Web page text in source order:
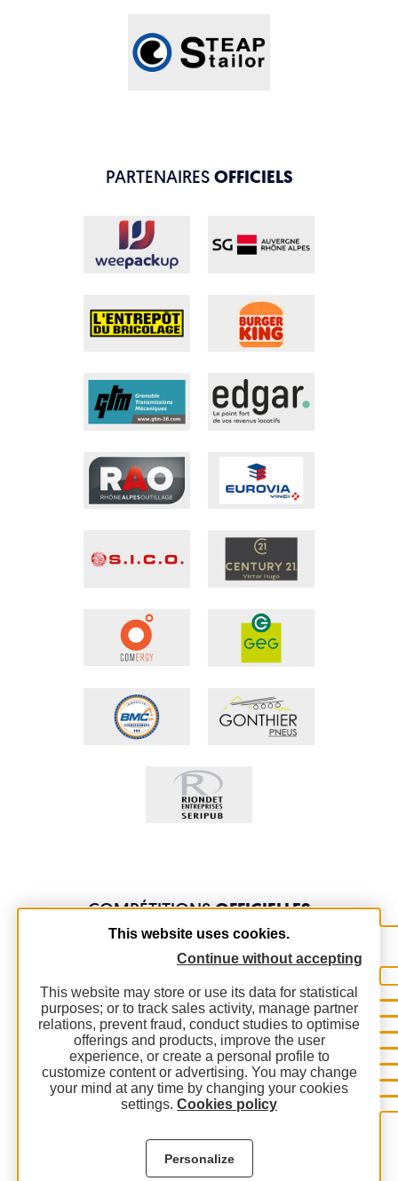
PARTENAIRESOFFICIELS
COMPÉTITIONSOFFICIELLES
This website uses cookies.
Continue without accepting
This website may store or use its data for statistical
purposes; or to track sales activity, manage partner
relations, prevent fraud, conduct studies to optimise
offerings and products, improve the user
experience, or create a personal profile to
customize content or advertising. You may change
your mind at any time by changing your cookies
settings. Cookies policy
Personalize